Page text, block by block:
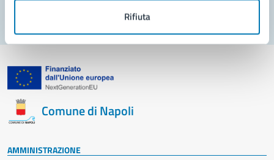
Rifiuta
Comune di Napoli
AMMINISTRAZIONE